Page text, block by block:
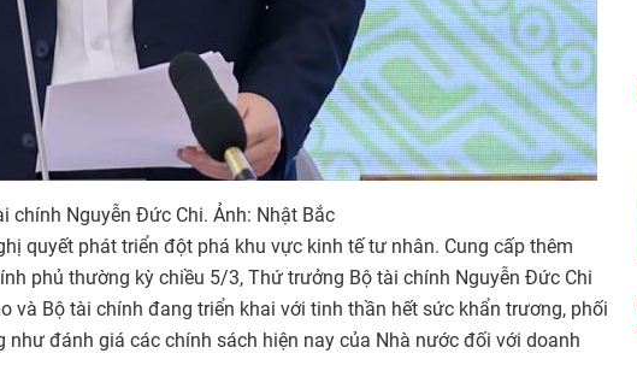
chính Nguyễn Đức Chi. Ảnh: Nhật Bắc
quyết phát triển đột phá khu vực kinh tế tư nhân. Cung cấp thêm
phủ thường kỳ chiều 5/3, Thứ trưởng Bộ tài chính Nguyễn Đức Chi
và Bộ tài chính đang triển khai với tinh thần hết sức khẩn trương, phối
như đánh giá các chính sách hiện nay của Nhà nước đối với doanh